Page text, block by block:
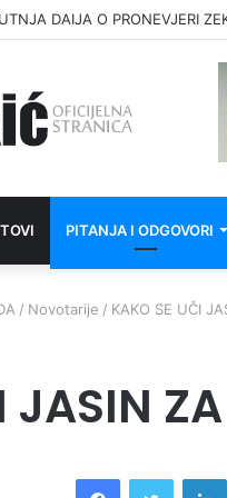
DAIJA O PRONEVJERI
PITANJA I ODGOVORI
/ Novotarije / KAKO SE UČI
JASIN